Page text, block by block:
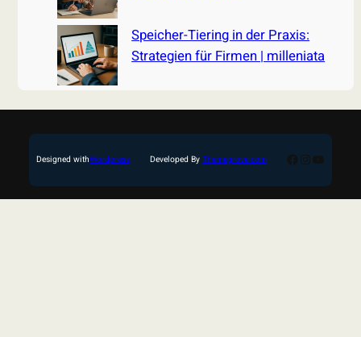
Speicher-Tiering in der Praxis:
Strategien für Firmen | milleniata
Designed withWordpress Developed By Themegrove.com Facebook
Instagram